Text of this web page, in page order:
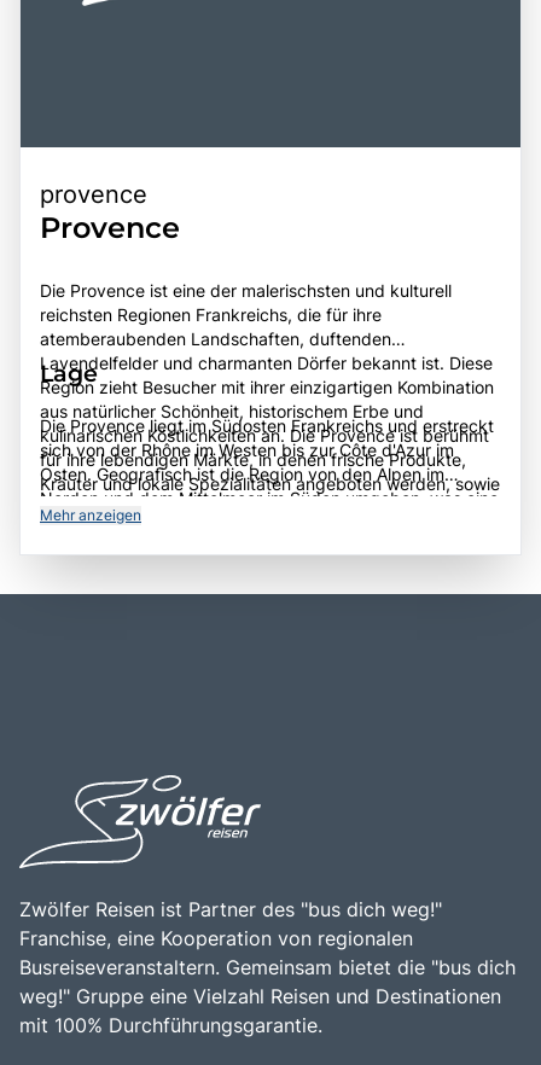
provence
Provence
Die Provence ist eine der malerischsten und kulturell
reichsten Regionen Frankreichs, die für ihre
atemberaubenden Landschaften, duftenden
Lavendelfelder und charmanten Dörfer bekannt ist. Diese
Region zieht Besucher mit ihrer einzigartigen Kombination
aus natürlicher Schönheit, historischem Erbe und
kulinarischen Köstlichkeiten an. Die Provence ist berühmt
für ihre lebendigen Märkte, in denen frische Produkte,
Kräuter und lokale Spezialitäten angeboten werden, sowie
für ihre Weine, die in den umliegenden Weinbergen
die beeindruckenden Städte Avignon, bekannt für den
Küche zu erleben. Die Kombination aus malerischen
Landschaften, kulturellen Erlebnissen und einer
entspannten Atmosphäre macht die Provence zu einem
unverzichtbaren Ziel für Reisende.
Lage
Die Provence liegt im Südosten Frankreichs und erstreckt
sich von der Rhône im Westen bis zur Côte d'Azur im
Osten. Geografisch ist die Region von den Alpen im
Norden und dem Mittelmeer im Süden umgeben, was eine
abwechslungsreiche Landschaft mit Hügeln, Weinbergen
alle gut mit dem Auto oder Zug erreichbar sind. Die
Kombination aus der einzigartigen Landschaft, der reichen
Geschichte und der Möglichkeit, die französische Kultur
hautnah zu erleben, macht die Provence zu einem
unvergesslichen Erlebnis für jeden Besucher.
Mehr anzeigen
Zwölfer Reisen ist Partner des "bus dich weg!"
Franchise, eine Kooperation von regionalen
Busreiseveranstaltern. Gemeinsam bietet die "bus dich
weg!" Gruppe eine Vielzahl Reisen und Destinationen
mit 100% Durchführungsgarantie.